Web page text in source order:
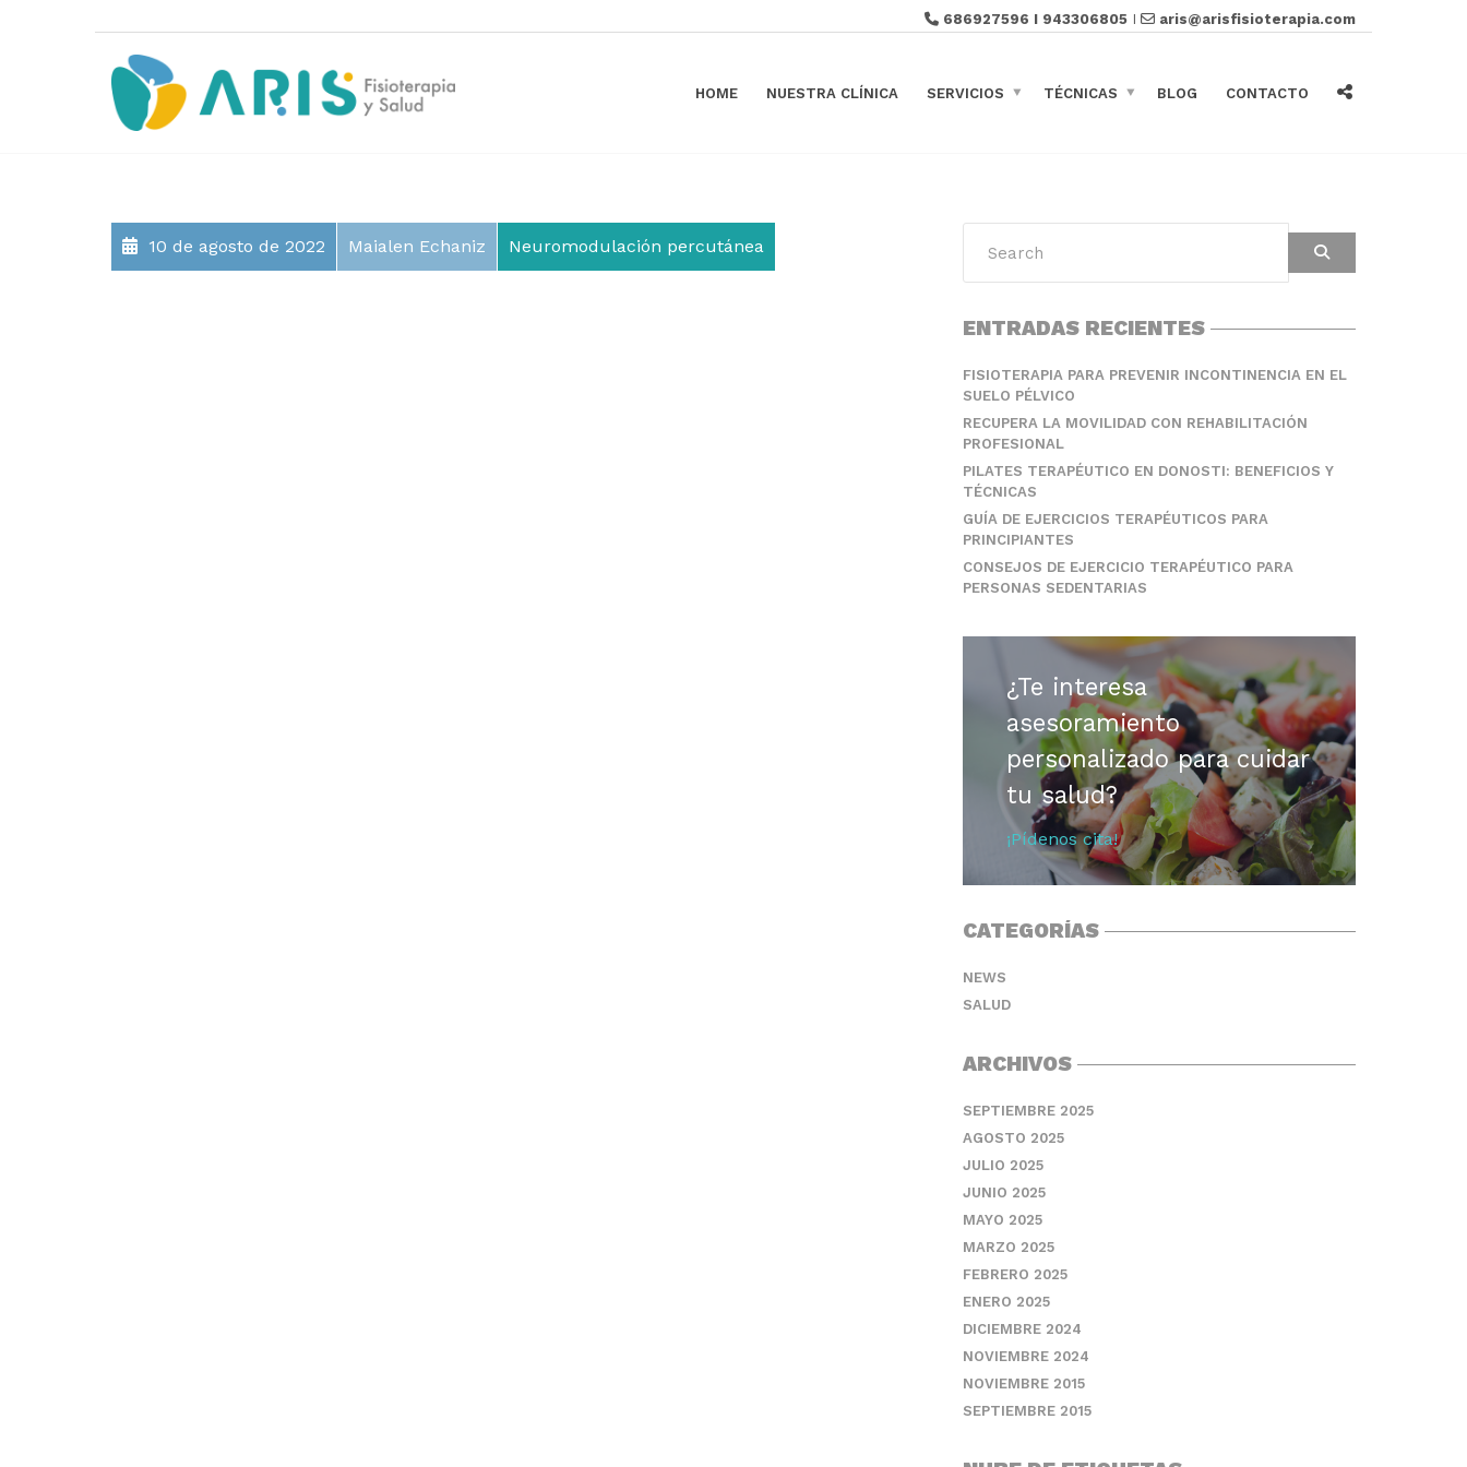
686927596 I 943306805 I aris@arisfisioterapia.com
HOME NUESTRA CLÍNICA SERVICIOS TÉCNICAS BLOG CONTACTO
10 de agosto de 2022 Maialen Echaniz Neuromodulación percutánea
ENTRADAS RECIENTES
FISIOTERAPIA PARA PREVENIR INCONTINENCIA EN EL
SUELO PÉLVICO
RECUPERA LA MOVILIDAD CON REHABILITACIÓN
PROFESIONAL
PILATES TERAPÉUTICO EN DONOSTI: BENEFICIOS Y
TÉCNICAS
GUÍA DE EJERCICIOS TERAPÉUTICOS PARA
PRINCIPIANTES
CONSEJOS DE EJERCICIO TERAPÉUTICO PARA
PERSONAS SEDENTARIAS
¿Te interesa
asesoramiento
personalizado para cuidar
tu salud?
¡Pídenos cita!
CATEGORÍAS
NEWS
SALUD
ARCHIVOS
SEPTIEMBRE 2025
AGOSTO 2025
JULIO 2025
JUNIO 2025
MAYO 2025
MARZO 2025
FEBRERO 2025
ENERO 2025
DICIEMBRE 2024
NOVIEMBRE 2024
NOVIEMBRE 2015
SEPTIEMBRE 2015